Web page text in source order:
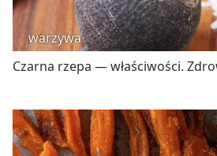
warzywa
Czarna rzepa — właściwości.